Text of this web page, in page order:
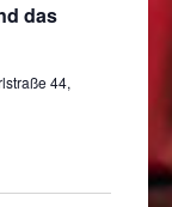
das
44,